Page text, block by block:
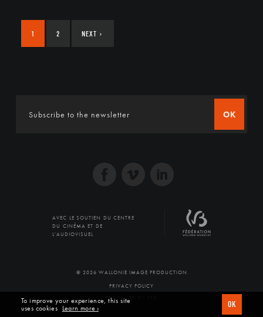
1 2 NEXT ›
OK
AVEC LE SOUTIEN DU CENTRE
DU CINÉMA ET DE
L'AUDIOVISUEL
© 2026 WALLONIE IMAGE PRODUCTION
PRIVACY POLICY
PRODUCED BY SFD
To improve your experience, this site
uses cookies Learn more › OK